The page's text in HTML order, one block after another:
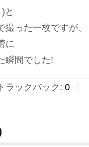
と
撮った一枚ですが、
に
瞬間でした!
トラックバック: 0